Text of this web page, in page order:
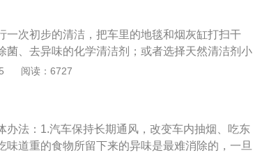
四散。2、关闭四个车窗的情况下，可以开启天
排出烟味。
一次初步的清洁，把车里的地毯和烟灰缸打扫干
菌、去异味的化学清洁剂；或者选择天然清洁剂小
具体介绍如下：1、车内初步的大扫除，在车内
得清洗地毯比较麻烦，只用吸一遍尘也很有效
净，很明显，烟灰缸是车里烟味最重的地方，但
洗过后，擦干净喷上点空气清新剂即可。
阅读：6727
办法：1.汽车保持长期通风，改变车内抽烟、吃东
味道重的食物所留下来的异味是最难消除的，一旦